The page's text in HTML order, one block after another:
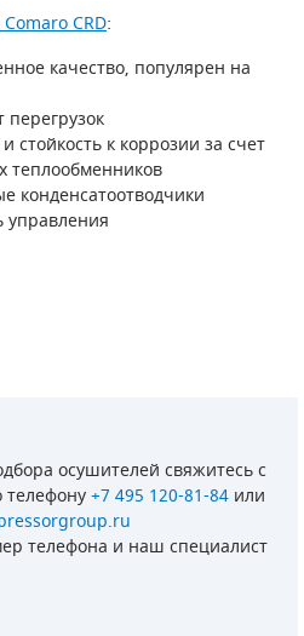
CRD:
качество, популярен на
перегрузок
к коррозии за счет
конденсатоотводчики
управления
осушителей свяжитесь с
+7 495 120-81-84или
телефона и наш специалист